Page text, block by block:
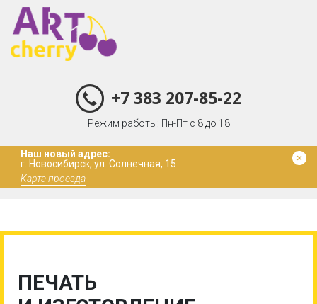
+7 383 207-85-22
Режим работы: Пн-Пт с 8 до 18
Наш новый адрес:
г. Новосибирск, ул. Солнечная, 15
Карта проезда
ПЕЧАТЬ